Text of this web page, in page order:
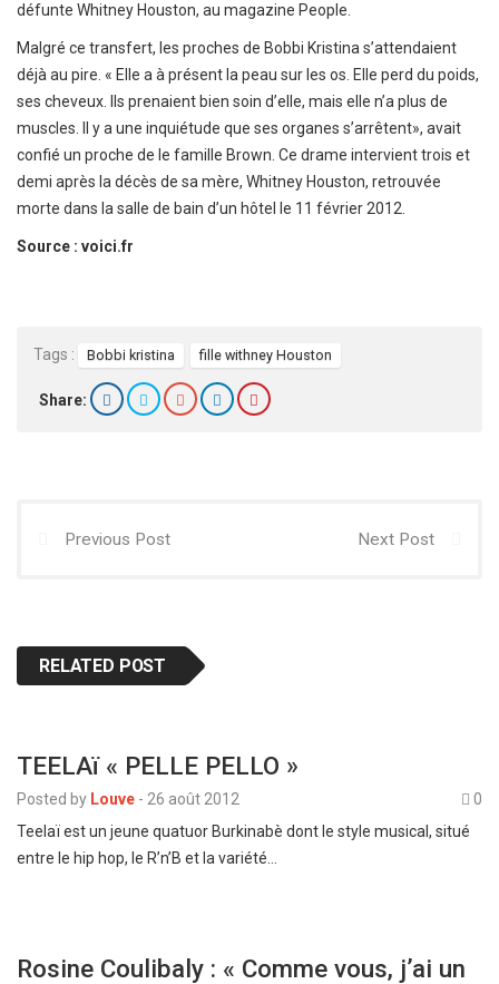
défunte Whit­­ney Hous­­ton, au maga­­zine People.
Malgré ce trans­fert, les proches de Bobbi Kris­tina s’atten­daient
déjà au pire. « Elle a à présent la peau sur les os. Elle perd du poids,
ses cheveux. Ils prenaient bien soin d’elle, mais elle n’a plus de
muscles. Il y a une inquié­­tude que ses organes s’arrê­tent», avait
confié un proche de le famille Brown. Ce drame inter­vient trois et
demi après la décès de sa mère, Whit­ney Hous­ton, retrou­vée
morte dans la salle de bain d’un hôtel le 11 février 2012.
Source : voici.fr
Tags : Bobbi kristina fille withney Houston
Share:
Previous Post Next Post
RELATED POST
TEELAï « PELLE PELLO »
Posted by Louve - 26 août 2012
0
Teelaï est un jeune quatuor Burkinabè dont le style musical, situé
entre le hip hop, le R’n’B et la variété…
Rosine Coulibaly : « Comme vous, j’ai un